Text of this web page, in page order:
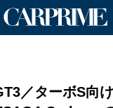
／ターボS向